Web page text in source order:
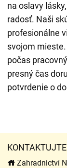
na oslavy
radosť. Naši
profesionálne
svojom
počas
presný čas
potvrdenie o
Zahradnictví